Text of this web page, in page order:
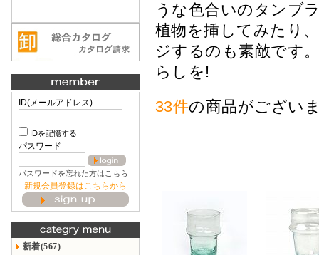
ID(メールアドレス)
IDを記憶する
パスワード
パスワードを忘れた方はこちら
新規会員登録はこちらから
新着(567)
うな色合いのタンブ
植物を挿してみたり
ジするのも素敵です
らしを!
33件の商品がござい